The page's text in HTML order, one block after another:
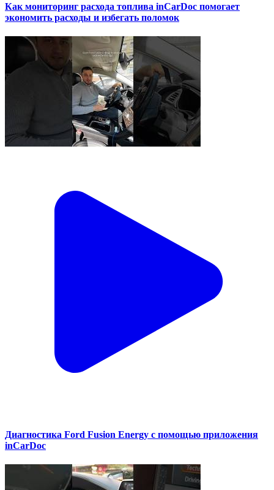
Как мониторинг расхода топлива inCarDoc помогает
экономить расходы и избегать поломок
Диагностика Ford Fusion Energy с помощью приложения
inCarDoc